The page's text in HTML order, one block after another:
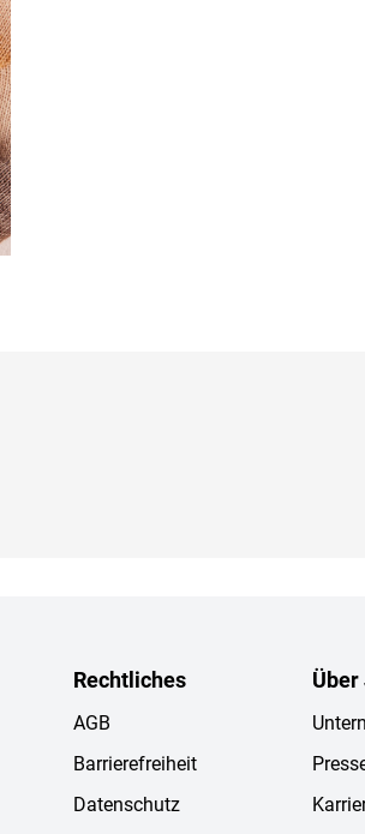
Rechtliches
AGB
Barrierefreiheit
Datenschutz
Über